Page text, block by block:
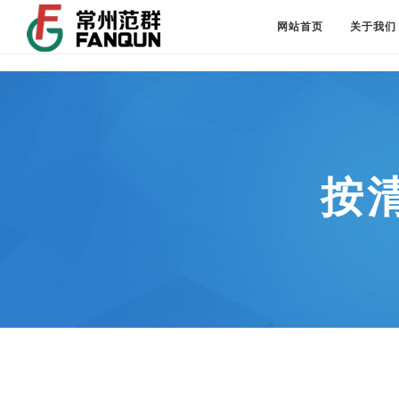
网站首页 关于我们
按